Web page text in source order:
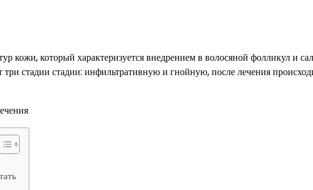
кожи, который характеризуется внедрением в волосяной фолликул и
стадии стадии: инфильтративную и гнойную, после лечения